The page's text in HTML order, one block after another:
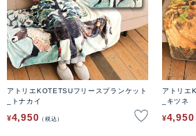
アトリエKOTETSUフリースブランケット
_トナカイ
¥4,950 税込
アトリエ
_キツネ
¥4,950